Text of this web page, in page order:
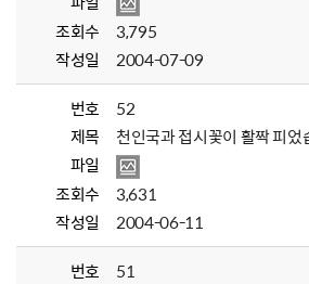
조회수
3,795
작성일
2004-07-09
번호
52
제목
천인국과 접시꽃이 활짝 피었
파일
조회수
3,631
작성일
2004-06-11
번호
51